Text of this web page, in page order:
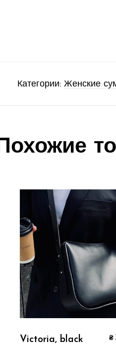
Категории: Женские
Victoria, black ₴